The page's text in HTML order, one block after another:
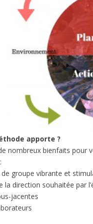
apporte ?
nombreux bienfaits
de groupe vibrante et
la direction souhaitée par
jacentes